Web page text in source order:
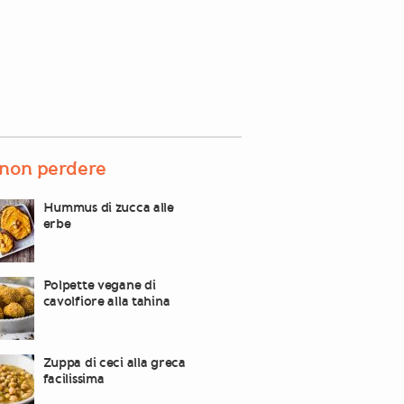
perdere
Hummus di zucca alle
erbe
Polpette vegane di
cavolfiore alla tahina
Zuppa di ceci alla greca
facilissima